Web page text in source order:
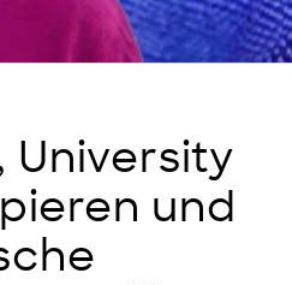
University
und